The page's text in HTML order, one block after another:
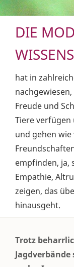
DIE
hat in
Freude und
Tiere verfügen
und gehen
empfinden, ja,
Empathie,
zeigen, das
hinausgeht.
Trotz